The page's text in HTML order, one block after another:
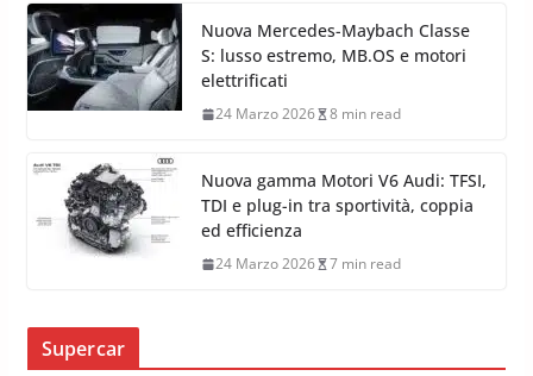
Nuova Mercedes-Maybach Classe
S: lusso estremo, MB.OS e motori
elettrificati
24 Marzo 2026 8 min read
Nuova gamma Motori V6 Audi: TFSI,
TDI e plug-in tra sportività, coppia
ed efficienza
24 Marzo 2026 7 min read
Supercar